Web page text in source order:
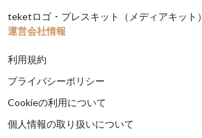
teketロゴ・プレスキット（メディアキット）
運営会社情報
利用規約
プライバシーポリシー
Cookieの利用について
個人情報の取り扱いについて